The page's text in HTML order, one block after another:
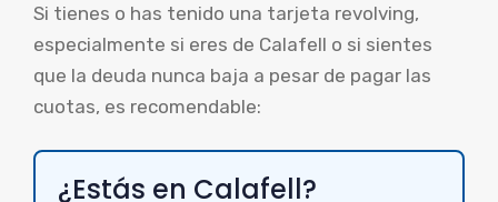
Si tienes o has tenido una tarjeta revolving,
especialmente si eres de Calafell o si sientes
que la deuda nunca baja a pesar de pagar las
cuotas, es recomendable:
¿Estás en Calafell?